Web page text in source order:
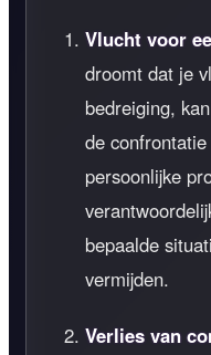
Vlucht voor
droomt dat je
bedreiging,
de
persoonlijke
bepaalde
vermijden.
Verlies van